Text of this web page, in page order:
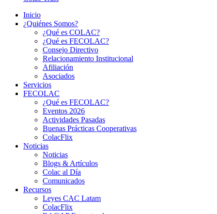
Inicio
¿Quiénes Somos?
¿Qué es COLAC?
¿Qué es FECOLAC?
Consejo Directivo
Relacionamiento Institucional
Afiliación
Asociados
Servicios
FECOLAC
¿Qué es FECOLAC?
Eventos 2026
Actividades Pasadas
Buenas Prácticas Cooperativas
ColacFlix
Noticias
Noticias
Blogs & Artículos
Colac al Día
Comunicados
Recursos
Leyes CAC Latam
ColacFlix